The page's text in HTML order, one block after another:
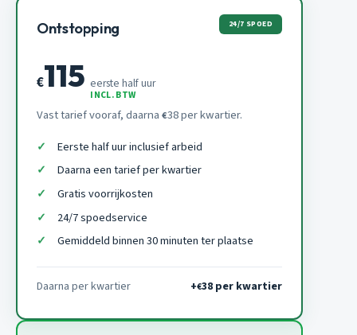
Ontstopping 24/7 SPOED
€115 eerste half uur
INCL. BTW
Vast tarief vooraf, daarna €38 per kwartier.
Eerste half uur inclusief arbeid
Daarna een tarief per kwartier
Gratis voorrijkosten
24/7 spoedservice
Gemiddeld binnen 30 minuten ter plaatse
Daarna per kwartier +€38 per kwartier